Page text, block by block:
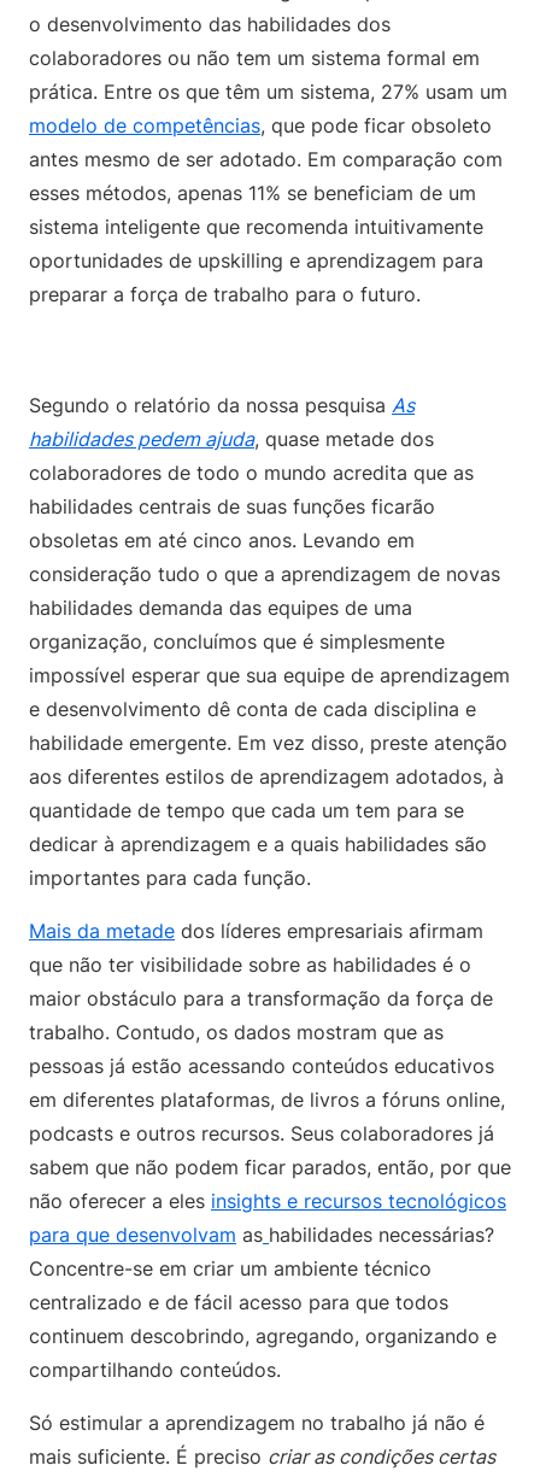
o desenvolvimento das habilidades dos
colaboradores ou não tem um sistema formal em
prática. Entre os que têm um sistema, 27% usam um
modelo de competências, que pode ficar obsoleto
antes mesmo de ser adotado. Em comparação com
esses métodos, apenas 11% se beneficiam de um
sistema inteligente que recomenda intuitivamente
oportunidades de upskilling e aprendizagem para
preparar a força de trabalho para o futuro.
Segundo o relatório da nossa pesquisa As
habilidades pedem ajuda, quase metade dos
colaboradores de todo o mundo acredita que as
habilidades centrais de suas funções ficarão
obsoletas em até cinco anos. Levando em
consideração tudo o que a aprendizagem de novas
habilidades demanda das equipes de uma
organização, concluímos que é simplesmente
impossível esperar que sua equipe de aprendizagem
e desenvolvimento dê conta de cada disciplina e
habilidade emergente. Em vez disso, preste atenção
aos diferentes estilos de aprendizagem adotados, à
quantidade de tempo que cada um tem para se
dedicar à aprendizagem e a quais habilidades são
importantes para cada função.
Mais da metade dos líderes empresariais afirmam
que não ter visibilidade sobre as habilidades é o
maior obstáculo para a transformação da força de
trabalho. Contudo, os dados mostram que as
pessoas já estão acessando conteúdos educativos
em diferentes plataformas, de livros a fóruns online,
podcasts e outros recursos. Seus colaboradores já
sabem que não podem ficar parados, então, por que
não oferecer a eles insights e recursos tecnológicos
para que desenvolvam as habilidades necessárias?
Concentre-se em criar um ambiente técnico
centralizado e de fácil acesso para que todos
continuem descobrindo, agregando, organizando e
compartilhando conteúdos.
Só estimular a aprendizagem no trabalho já não é
mais suficiente. É preciso criar as condições certas